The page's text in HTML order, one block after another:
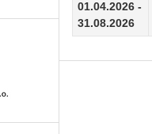
01.04.2026 -
31.08.2026